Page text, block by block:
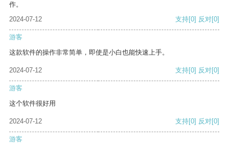
作。
2024-07-12
支持[0] 反对[0]
游客
这款软件的操作非常简单，即使是小白也能快速上手。
2024-07-12 支持[0] 反对[0]
游客
这个软件很好用
2024-07-12 支持[0] 反对[0]
游客